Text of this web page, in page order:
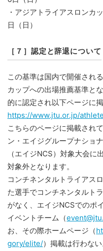
・アジアトライアスロンカ
日（日）
［７］認定と辞退について
この基準は国内で開催され
カップへの出場推薦基準と
的に認定され以下ページに掲
https://www.jtu.or.jp/
こちらのページに掲載され
ン・エイジグループナショ
（エイジNCS）対象大会
対象外となります。
コンチネンタルトライアス
た選手でコンチネンタルト
がなく、エイジNCSでのポ
イベントチーム（
お、その際ホームページ（
gory/elite/）掲載は行わない